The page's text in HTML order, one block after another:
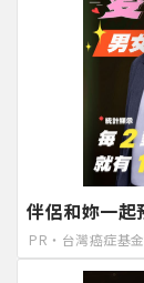
伴侶和妳一起
PR・台灣癌症基